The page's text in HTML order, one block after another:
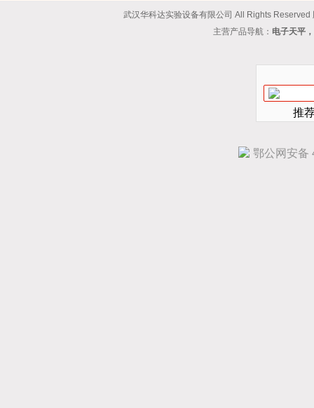
武汉华科达实验设备有限公司 All Rights Reserved
主营产品导航： 电子天平
推
鄂公网安备